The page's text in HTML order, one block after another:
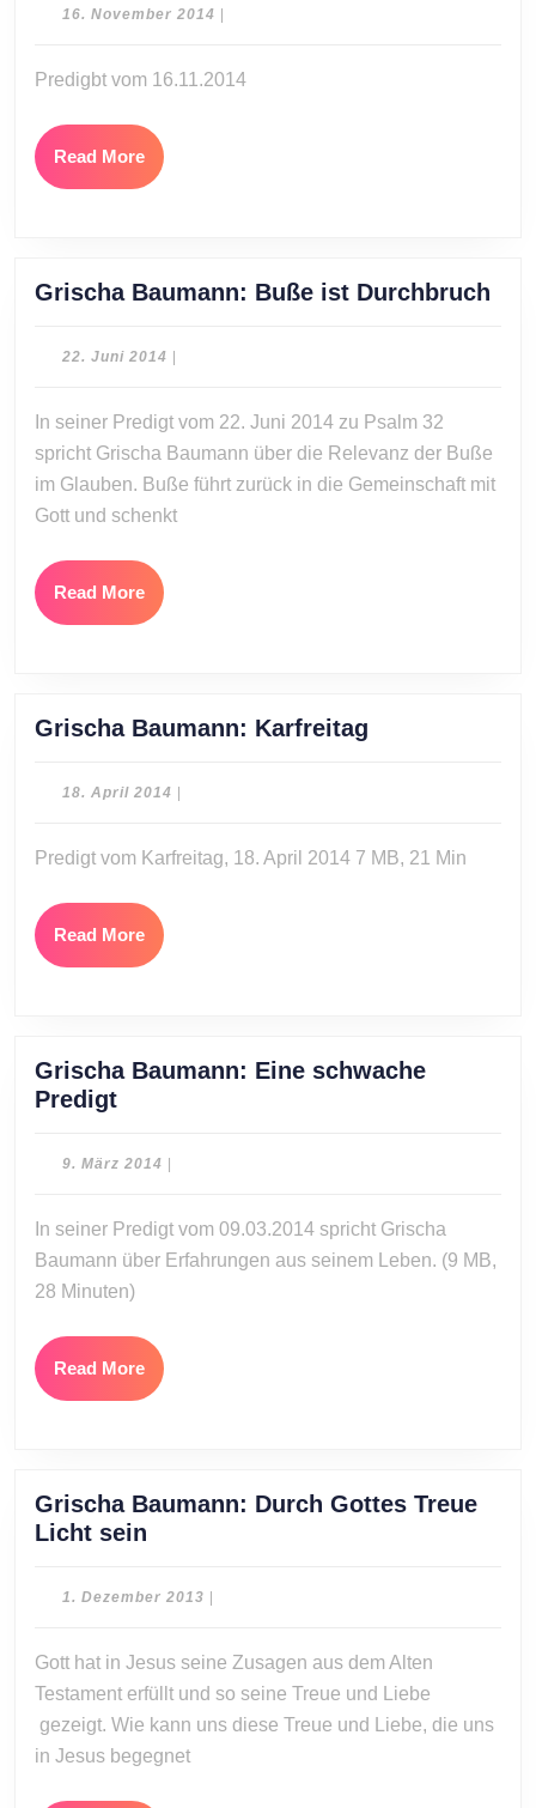
16. November 2014 16.
Predigbt vom 16.11.2014
Read MoreRead
More
Grischa Baumann: Buße ist Durchbruch
22. Juni 2014 22.
In seiner Predigt vom 22. Juni 2014 zu Psalm 32
spricht Grischa Baumann über die Relevanz der Buße
im Glauben. Buße führt zurück in die Gemeinschaft mit
Gott und schenkt
Read MoreRead
More
Grischa Baumann: Karfreitag
18. April 2014 18.
Predigt vom Karfreitag, 18. April 2014 7 MB, 21 Min
Read MoreRead
More
Grischa Baumann: Eine schwache
PredigtGrischa
Eine
9. März 2014 9.
In seiner Predigt vom 09.03.2014 spricht Grischa
Baumann über Erfahrungen aus seinem Leben. (9 MB,
28 Minuten)
Read MoreRead
More
Grischa Baumann: Durch Gottes Treue
Licht sein
Durch
Licht
sein
1. Dezember 2013 1.
Gott hat in Jesus seine Zusagen aus dem Alten
Testament erfüllt und so seine Treue und Liebe
gezeigt. Wie kann uns diese Treue und Liebe, die uns
in Jesus begegnet